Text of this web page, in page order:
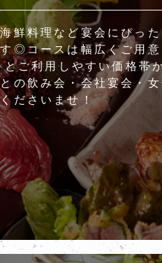
鮮料理など宴会にぴっ
◎コースは幅広くご用
ご利用しやすい価格帯
の飲み会・会社宴会・
ださいませ！